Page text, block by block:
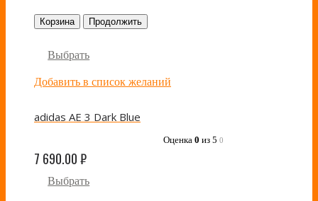
Корзина Продолжить
Выбрать
Добавить в список желаний
adidas AE 3 Dark Blue
Оценка 0 из 5 0
7 690.00₽
Выбрать